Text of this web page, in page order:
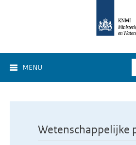
MENU
Wetenschappelijke